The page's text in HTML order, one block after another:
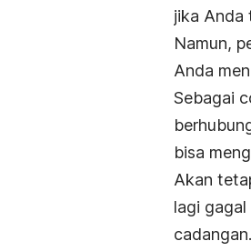
jika Anda
Namun,
Anda
Sebagai
bisa
Akan
lagi
cadangan.